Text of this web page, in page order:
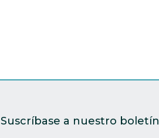
Suscríbase a nuestro boletín